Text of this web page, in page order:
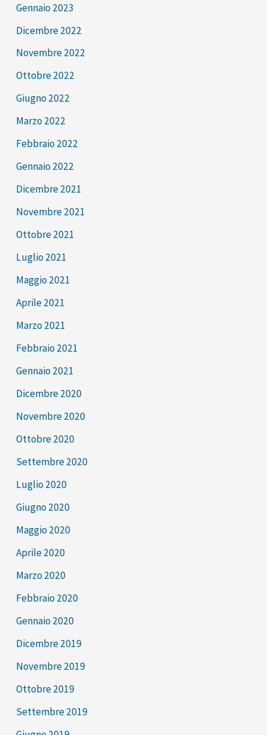
Gennaio 2023
Dicembre 2022
Novembre 2022
Ottobre 2022
Giugno 2022
Marzo 2022
Febbraio 2022
Gennaio 2022
Dicembre 2021
Novembre 2021
Ottobre 2021
Luglio 2021
Maggio 2021
Aprile 2021
Marzo 2021
Febbraio 2021
Gennaio 2021
Dicembre 2020
Novembre 2020
Ottobre 2020
Settembre 2020
Luglio 2020
Giugno 2020
Maggio 2020
Aprile 2020
Marzo 2020
Febbraio 2020
Gennaio 2020
Dicembre 2019
Novembre 2019
Ottobre 2019
Settembre 2019